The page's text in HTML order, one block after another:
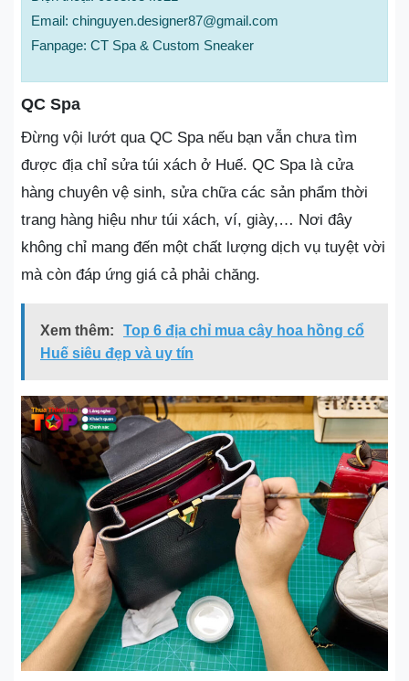
Email: chinguyen.designer87@gmail.com
Fanpage: CT Spa & Custom Sneaker
QC Spa
Đừng vội lướt qua QC Spa nếu bạn vẫn chưa tìm
được địa chỉ sửa túi xách ở Huế. QC Spa là cửa
hàng chuyên vệ sinh, sửa chữa các sản phẩm thời
trang hàng hiệu như túi xách, ví, giày,… Nơi đây
không chỉ mang đến một chất lượng dịch vụ tuyệt vời
mà còn đáp ứng giá cả phải chăng.
Xem thêm:
Top 6 địa chỉ mua cây hoa hồng cổ
Huế siêu đẹp và uy tín